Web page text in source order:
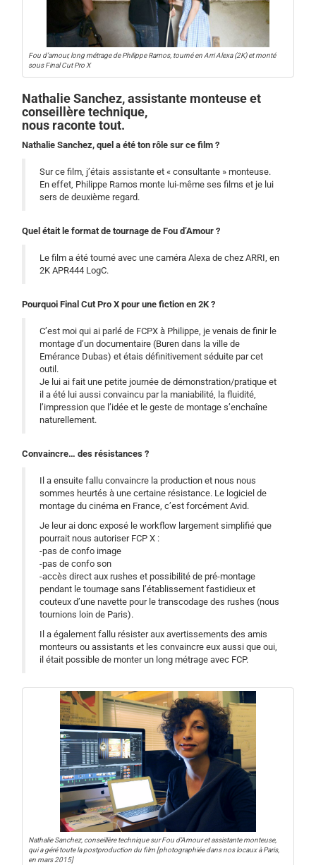
Fou d’amour, long métrage de Philippe Ramos, tourné en Arri Alexa (2K) et monté
sous Final Cut Pro X
Nathalie Sanchez, assistante monteuse et
conseillère technique,
nous raconte tout.
Nathalie Sanchez, quel a été ton rôle sur ce film ?
Sur ce film, j’étais assistante et « consultante » monteuse.
En effet, Philippe Ramos monte lui-même ses films et je lui
sers de deuxième regard.
Quel était le format de tournage de Fou d’Amour ?
Le film a été tourné avec une caméra Alexa de chez ARRI, en
2K APR444 LogC.
Pourquoi Final Cut Pro X pour une fiction en 2K ?
C’est moi qui ai parlé de FCPX à Philippe, je venais de finir le
montage d’un documentaire (Buren dans la ville de
Emérance Dubas) et étais définitivement séduite par cet
outil.
Je lui ai fait une petite journée de démonstration/pratique et
il a été lui aussi convaincu par la maniabilité, la fluidité,
l’impression que l’idée et le geste de montage s’enchaîne
naturellement.
Convaincre… des résistances ?
Il a ensuite fallu convaincre la production et nous nous
sommes heurtés à une certaine résistance. Le logiciel de
montage du cinéma en France, c’est forcément Avid.
Je leur ai donc exposé le workflow largement simplifié que
pourrait nous autoriser FCP X :
-pas de confo image
-pas de confo son
-accès direct aux rushes et possibilité de pré-montage
pendant le tournage sans l’établissement fastidieux et
couteux d’une navette pour le transcodage des rushes (nous
tournions loin de Paris).
Il a également fallu résister aux avertissements des amis
monteurs ou assistants et les convaincre eux aussi que oui,
il était possible de monter un long métrage avec FCP.
Nathalie Sanchez, conseillère technique sur Fou d’Amour et assistante monteuse,
qui a géré toute la postproduction du film [photographiée dans nos locaux à Paris,
en mars 2015]